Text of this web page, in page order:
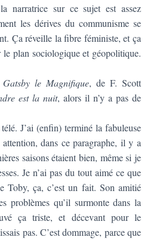
narratrice sur ce sujet est assez
les dérives du communisme se
Ça réveille la fibre féministe, et ça
le plan sociologique et géopolitique.
Gatsby le Magnifique, de F. Scott
est la nuit, alors il n’y a pas de
J’ai (enfin) terminé la fabuleuse
dans ce paragraphe, il y a
saisons étaient bien, même si je
Je n’ai pas du tout aimé ce que
Toby, ça, c’est un fait. Son amitié
problèmes qu’il surmonte dans la
ça triste, et décevant pour le
pas. C’est dommage, parce que